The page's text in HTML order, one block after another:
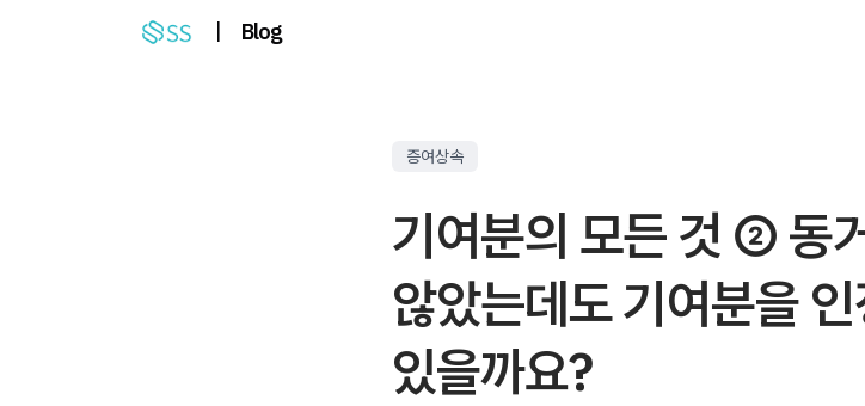
| Blog
증여상속
기여분의 모든 것 ② 동
않았는데도 기여분을
있을까요?